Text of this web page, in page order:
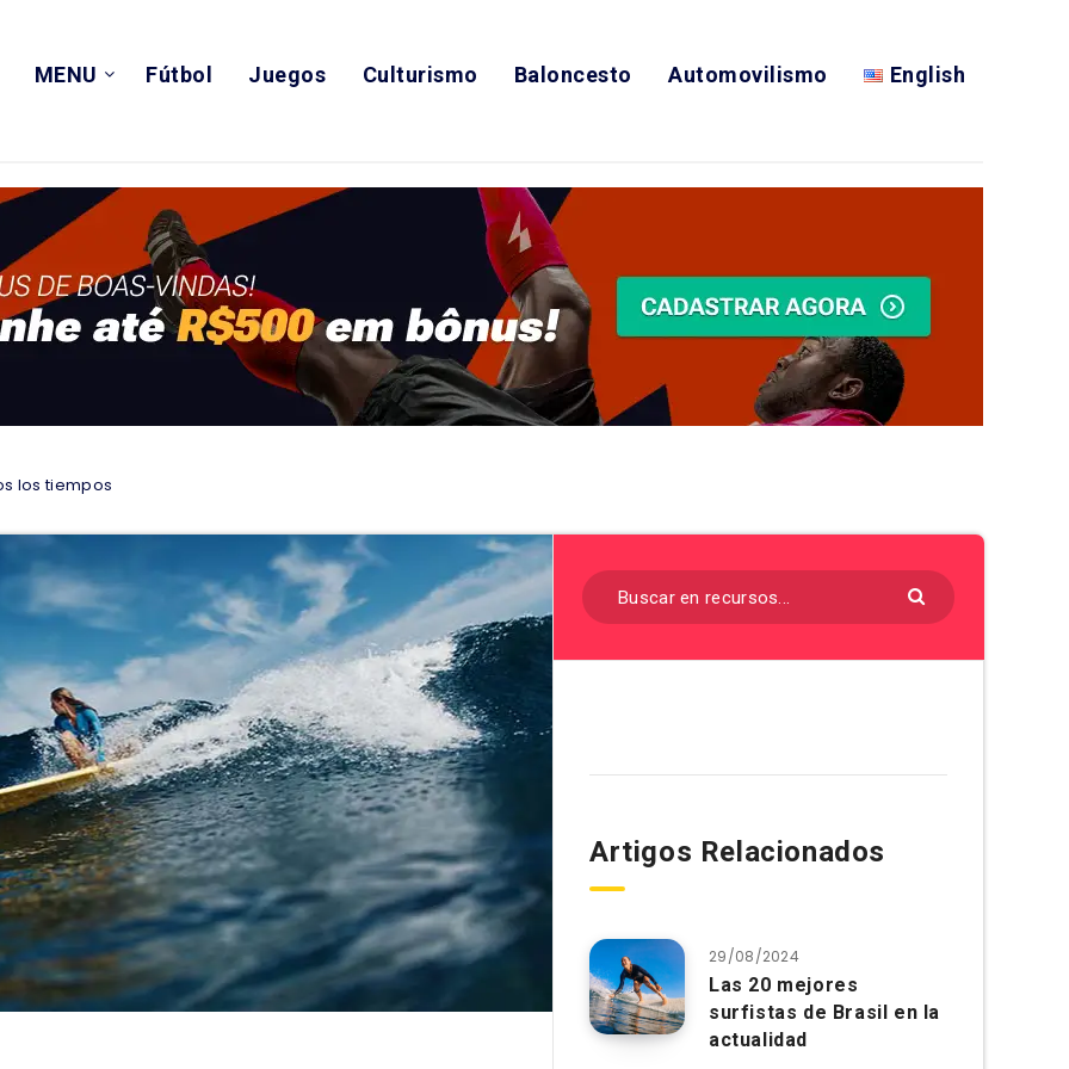
MENU Fútbol Juegos Culturismo Baloncesto Automovilismo English
los tiempos
Artigos Relacionados
29/08/2024
Las 20 mejores
surfistas de Brasil en la
actualidad